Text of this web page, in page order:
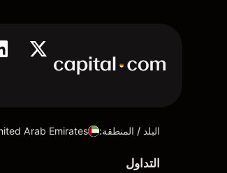
البلد / المنطقة:
Arab Emirates
التداول